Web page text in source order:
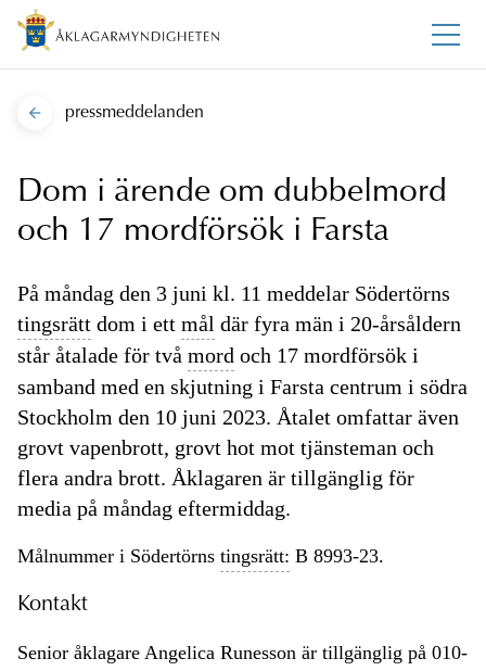
pressmeddelanden
Dom i ärende om dubbelmord
och 17 mordförsök i Farsta
På måndag den 3 juni kl. 11 meddelar Södertörns
tingsrätt dom i ett mål där fyra män i 20-årsåldern
står åtalade för två mord och 17 mordförsök i
samband med en skjutning i Farsta centrum i södra
Stockholm den 10 juni 2023. Åtalet omfattar även
grovt vapenbrott, grovt hot mot tjänsteman och
flera andra brott. Åklagaren är tillgänglig för
media på måndag eftermiddag.
Målnummer i Södertörns tingsrätt: B 8993-23.
Kontakt
Senior åklagare Angelica Runesson är tillgänglig på 010-